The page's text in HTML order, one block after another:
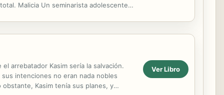
Malicia Un seminarista adolescente
arrebatador Kasim sería la salvación.
intenciones no eran nada nobles
Kasim tenía sus planes, y
Ver Libro